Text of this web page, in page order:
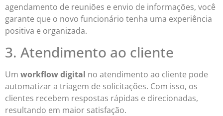
agendamento de reuniões e envio de informações, você
garante que o novo funcionário tenha uma experiência
positiva e organizada.
3. Atendimento ao cliente
Um workflow digital no atendimento ao cliente pode
automatizar a triagem de solicitações. Com isso, os
clientes recebem respostas rápidas e direcionadas,
resultando em maior satisfação.